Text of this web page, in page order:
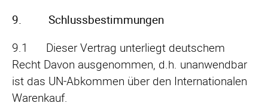
9. Schlussbestimmungen
9.1 Dieser Vertrag unterliegt deutschem
Recht Davon ausgenommen, d.h. unanwendbar
ist das UN-Abkommen über den Internationalen
Warenkauf.